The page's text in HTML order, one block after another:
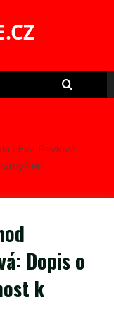
i Eva Pavlová:
Dopis o
k